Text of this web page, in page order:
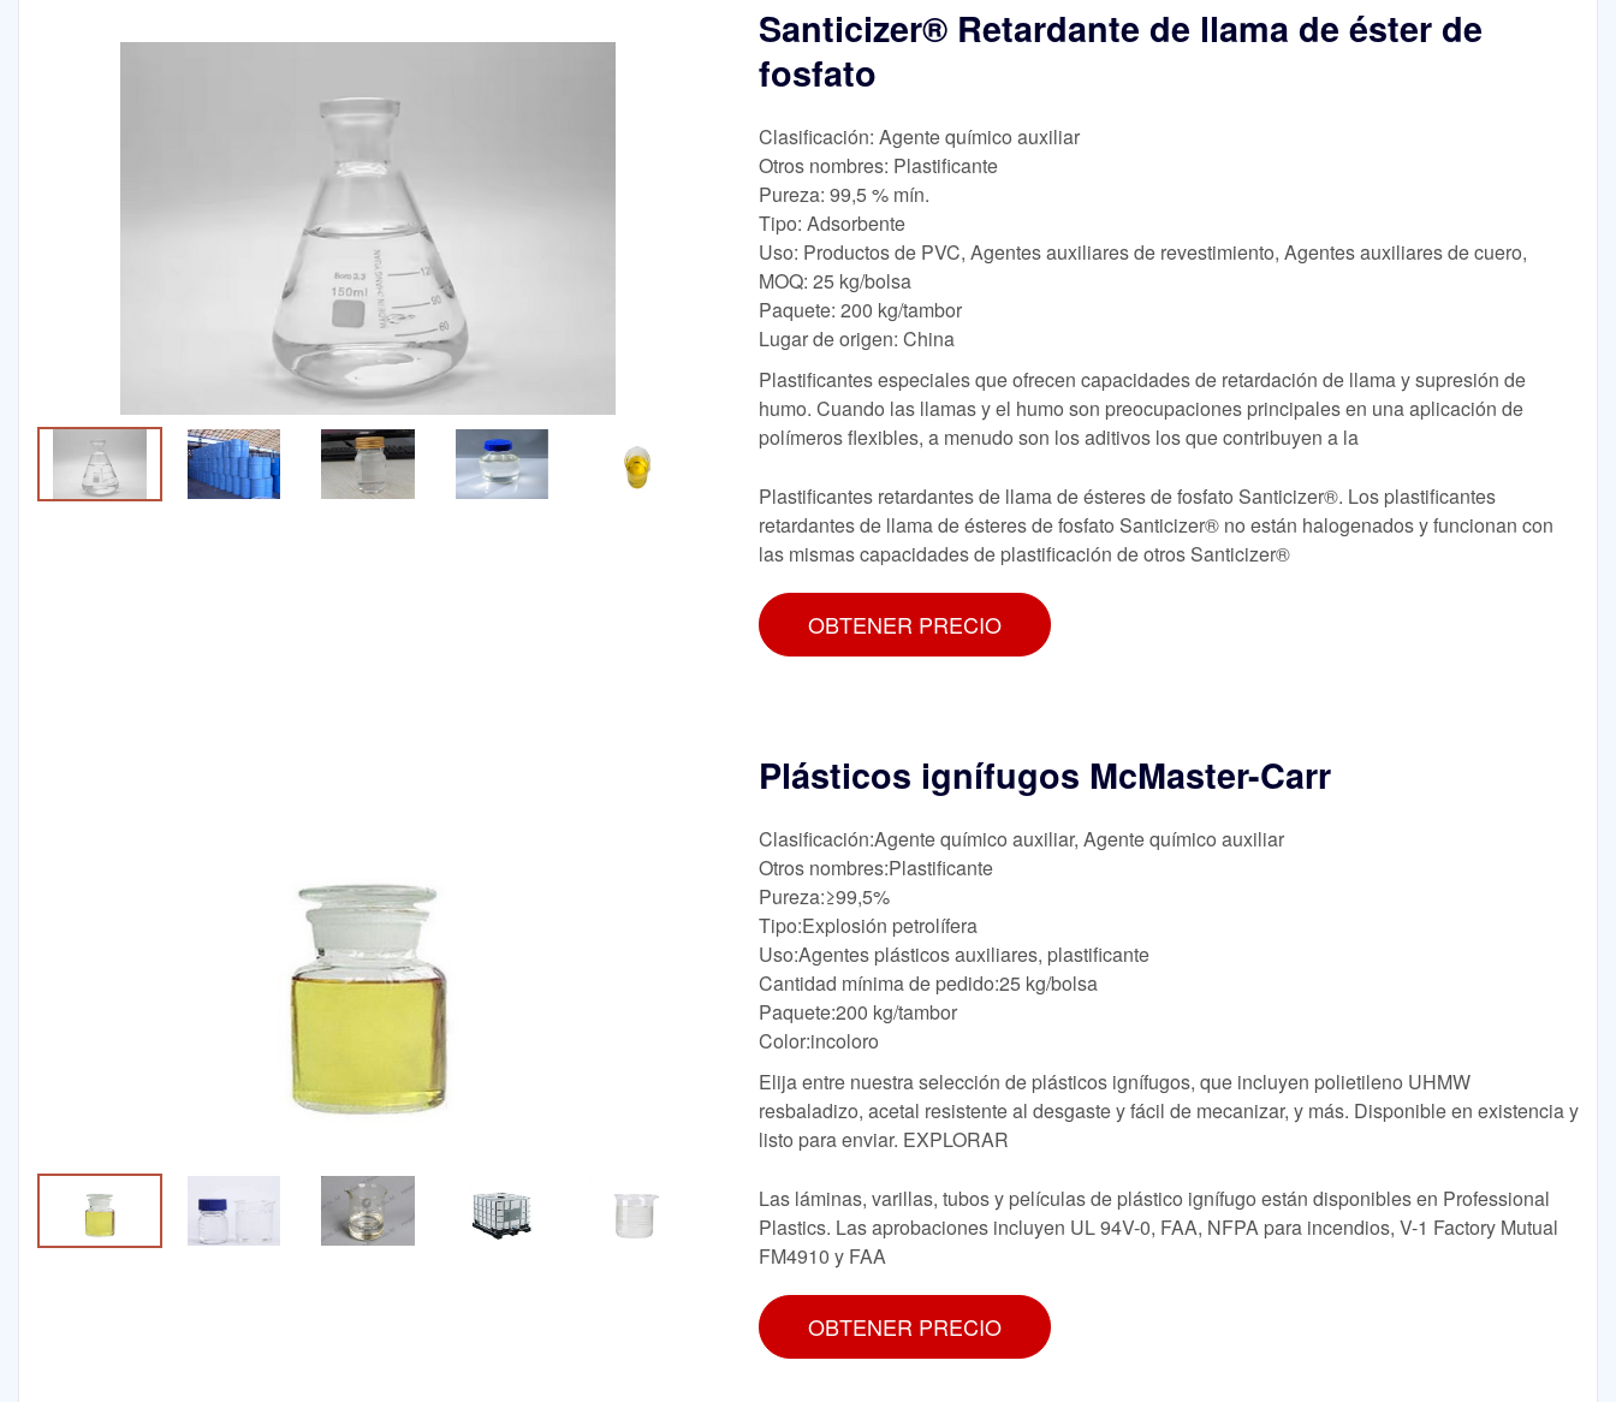
Santicizer® Retardante de llama de éster de
fosfato
Clasificación: Agente químico auxiliar
Otros nombres: Plastificante
Pureza: 99,5 % mín.
Tipo: Adsorbente
Uso: Productos de PVC, Agentes auxiliares de revestimiento, Agentes auxiliares de cuero,
MOQ: 25 kg/bolsa
Paquete: 200 kg/tambor
Lugar de origen: China
Plastificantes especiales que ofrecen capacidades de retardación de llama y supresión de
humo. Cuando las llamas y el humo son preocupaciones principales en una aplicación de
polímeros flexibles, a menudo son los aditivos los que contribuyen a la
Plastificantes retardantes de llama de ésteres de fosfato Santicizer®. Los plastificantes
retardantes de llama de ésteres de fosfato Santicizer® no están halogenados y funcionan con
las mismas capacidades de plastificación de otros Santicizer®
OBTENER PRECIO
Plásticos ignífugos McMaster-Carr
Clasificación:Agente químico auxiliar, Agente químico auxiliar
Otros nombres:Plastificante
Pureza:≥99,5%
Tipo:Explosión petrolífera
Uso:Agentes plásticos auxiliares, plastificante
Cantidad mínima de pedido:25 kg/bolsa
Paquete:200 kg/tambor
Color:incoloro
Elija entre nuestra selección de plásticos ignífugos, que incluyen polietileno UHMW
resbaladizo, acetal resistente al desgaste y fácil de mecanizar, y más. Disponible en existencia y
listo para enviar. EXPLORAR
Las láminas, varillas, tubos y películas de plástico ignífugo están disponibles en Professional
Plastics. Las aprobaciones incluyen UL 94V-0, FAA, NFPA para incendios, V-1 Factory Mutual
FM4910 y FAA
OBTENER PRECIO